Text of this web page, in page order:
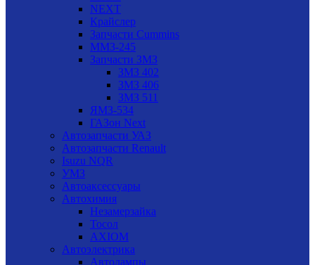
NEXT
Крайслер
Запчасти Cummins
ММЗ-245
Запчасти ЗМЗ
ЗМЗ 402
ЗМЗ 406
ЗМЗ 511
ЯМЗ-534
ГАЗон Next
Автозапчасти УАЗ
Автозапчасти Renault
Isuzu NQR
УМЗ
Автоаксессуары
Автохимия
Незамерзайка
Тосол
AXIOM
Автоэлектрика
Автолампы